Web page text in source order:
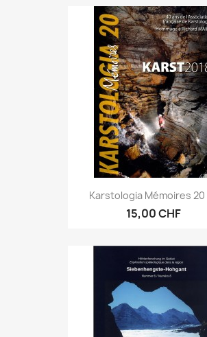
Karstologia Mémoires 20
15,00 CHF